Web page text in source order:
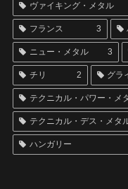
ヴァイキング・メタル
フランス 3
ニュー・メタル 3
チリ 2 グラ
テクニカル・パワー・メ
テクニカル・デス・メタ
ハンガリー